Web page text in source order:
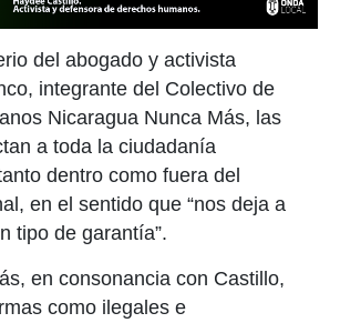
del abogado y activista
integrante del Colectivo de
Nicaragua Nunca Más, las
a toda la ciudadanía
dentro como fuera del
en el sentido que “nos deja a
tipo de garantía”.
en consonancia con Castillo,
como ilegales e